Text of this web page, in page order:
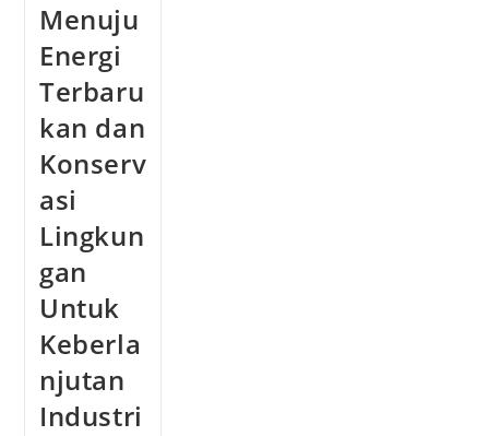
Menuju
Energi
Terbaru
kan dan
Konserv
asi
Lingkun
gan
Untuk
Keberla
njutan
Industri